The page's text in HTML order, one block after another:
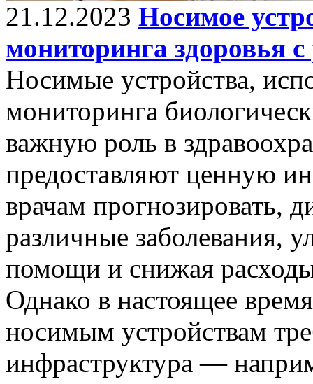
21.12.2023 Носимое
мониторинга здоровья
Носимые устройства,
мониторинга
важную роль в
предоставляют ценную
врачам прогнозировать,
различные заболевания,
помощи и снижая
Однако в настоящее
носимым устройствам
инфраструктура —